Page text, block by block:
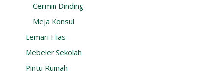
Cermin Dinding
Meja Konsul
Lemari Hias
Mebeler Sekolah
Pintu Rumah